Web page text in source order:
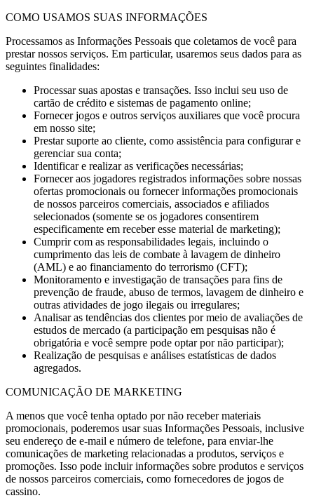
COMO USAMOS SUAS INFORMAÇÕES
Processamos as Informações Pessoais que coletamos de você para
prestar nossos serviços. Em particular, usaremos seus dados para as
seguintes finalidades:
Processar suas apostas e transações. Isso inclui seu uso de
cartão de crédito e sistemas de pagamento online;
Fornecer jogos e outros serviços auxiliares que você procura
em nosso site;
Prestar suporte ao cliente, como assistência para configurar e
gerenciar sua conta;
Identificar e realizar as verificações necessárias;
Fornecer aos jogadores registrados informações sobre nossas
ofertas promocionais ou fornecer informações promocionais
de nossos parceiros comerciais, associados e afiliados
selecionados (somente se os jogadores consentirem
especificamente em receber esse material de marketing);
Cumprir com as responsabilidades legais, incluindo o
cumprimento das leis de combate à lavagem de dinheiro
(AML) e ao financiamento do terrorismo (CFT);
Monitoramento e investigação de transações para fins de
prevenção de fraude, abuso de termos, lavagem de dinheiro e
outras atividades de jogo ilegais ou irregulares;
Analisar as tendências dos clientes por meio de avaliações de
estudos de mercado (a participação em pesquisas não é
obrigatória e você sempre pode optar por não participar);
Realização de pesquisas e análises estatísticas de dados
agregados.
COMUNICAÇÃO DE MARKETING
A menos que você tenha optado por não receber materiais
promocionais, poderemos usar suas Informações Pessoais, inclusive
seu endereço de e-mail e número de telefone, para enviar-lhe
comunicações de marketing relacionadas a produtos, serviços e
promoções. Isso pode incluir informações sobre produtos e serviços
de nossos parceiros comerciais, como fornecedores de jogos de
cassino.